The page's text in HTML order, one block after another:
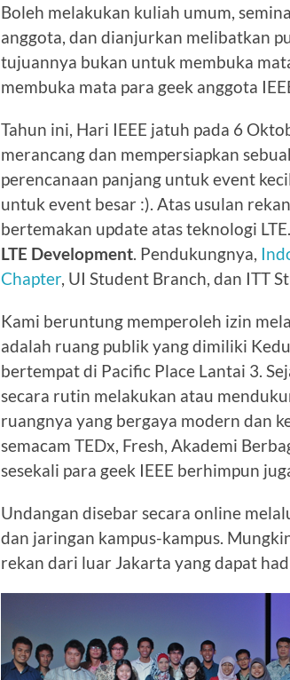
Boleh melakukan kuliah umum,
anggota, dan dianjurkan melibatkan
tujuannya bukan untuk membuka
membuka mata para geek anggota
Tahun ini, Hari IEEE jatuh pada 6
merancang dan mempersiapkan
perencanaan panjang untuk event
untuk event besar :). Atas usulan
bertemakan update atas teknologi
LTE Development. Pendukungnya,
Chapter, UI Student Branch, dan ITT
Kami beruntung memperoleh izin
adalah ruang publik yang dimiliki
bertempat di Pacific Place Lantai 3.
secara rutin melakukan atau
ruangnya yang bergaya modern dan
semacam TEDx, Fresh, Akademi
sesekali para geek IEEE berhimpun
Undangan disebar secara online
dan jaringan kampus-kampus.
rekan dari luar Jakarta yang dapat